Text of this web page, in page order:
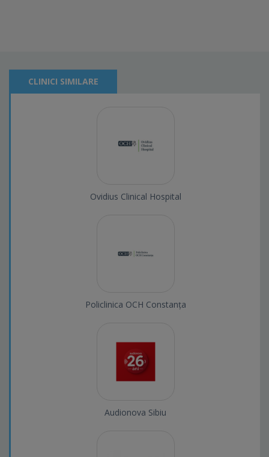
CLINICI SIMILARE
Ovidius Clinical Hospital
Policlinica OCH Constanța
Audionova Sibiu